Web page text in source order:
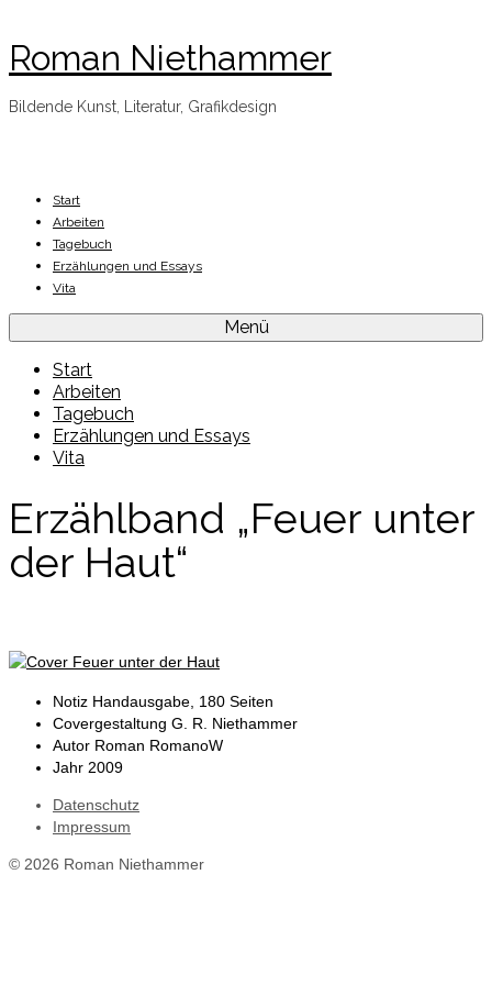
Roman Niethammer
Bildende Kunst, Literatur, Grafikdesign
Start
Arbeiten
Tagebuch
Erzählungen und Essays
Vita
Menü
Start
Arbeiten
Tagebuch
Erzählungen und Essays
Vita
Erzählband „Feuer unter
der Haut“
Notiz Handausgabe, 180 Seiten
Covergestaltung G. R. Niethammer
Autor Roman RomanoW
Jahr 2009
Datenschutz
Impressum
© 2026 Roman Niethammer